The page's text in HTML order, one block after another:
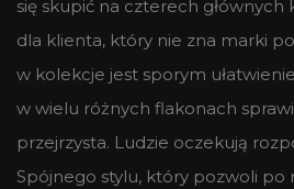
się skupić na czterech głównych
dla klienta, który nie zna marki
w kolekcje jest sporym
w wielu różnych flakonach
przejrzysta. Ludzie oczekują
Spójnego stylu, który pozwoli po